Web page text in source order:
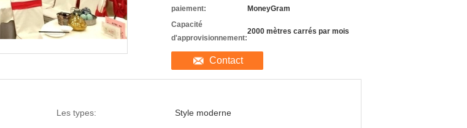
paiement:
MoneyGram
Capacité
d'approvisionnement:
2000 mètres carrés par mois
Contact
Les types: Style moderne